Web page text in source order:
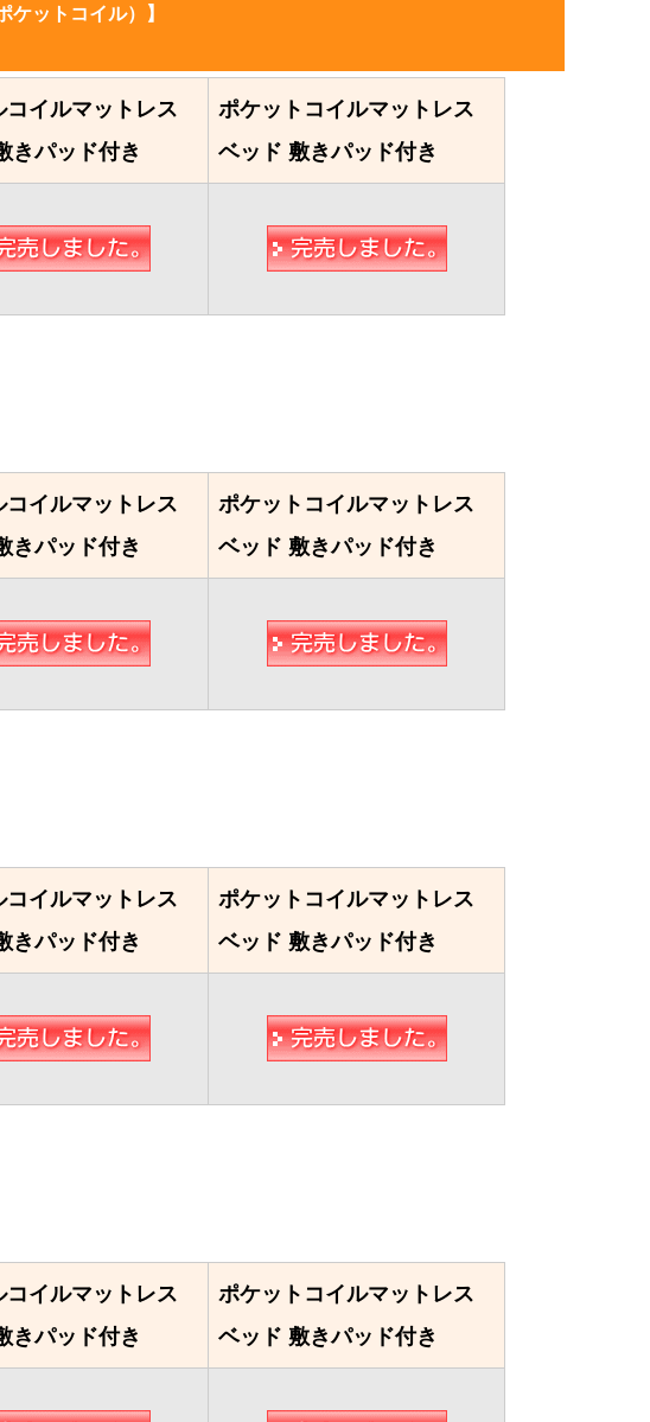
ケットコイル）】
コイルマットレス
きパッド付き
ポケットコイルマットレス
ベッド 敷きパッド付き
コイルマットレス
きパッド付き
ポケットコイルマットレス
ベッド 敷きパッド付き
コイルマットレス
きパッド付き
ポケットコイルマットレス
ベッド 敷きパッド付き
コイルマットレス
きパッド付き
ポケットコイルマットレス
ベッド 敷きパッド付き